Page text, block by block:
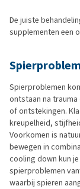
De juiste
supplementen een
Spierproblemen
ontstaan na
of ontstekingen.
kreupelheid,
Voorkomen is
bewegen in
cooling down kun
spierproblemen
waarbij spieren